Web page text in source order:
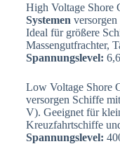
High Voltage Shore
Systemen
Ideal für größere
Massengutfrachter,
Spannungslevel:
Low Voltage Shore
versorgen Schiffe
V). Geeignet für
Kreuzfahrtschiffe
Spannungslevel: